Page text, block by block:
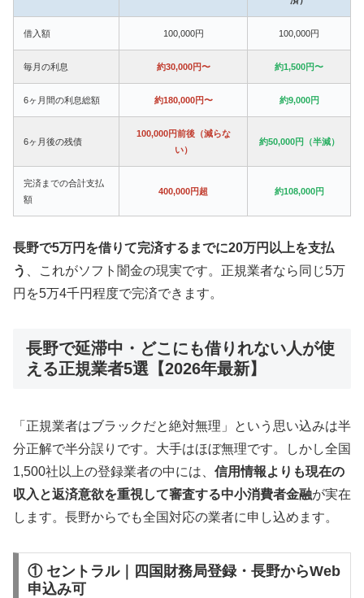
借入額 100,000円 100,000円
毎月の利息 約30,000円〜 約1,500円〜
6ヶ月間の利息総額 約180,000円〜 約9,000円
6ヶ月後の残債
100,000円前後（減らな
い）
約50,000円（半減）
完済までの合計支払
額
400,000円超 約108,000円
長野で5万円を借りて完済するまでに20万円以上を支払
う
、これがソフト闇金の現実です。正規業者なら同じ5万
円を5万4千円程度で完済できます。
長野で延滞中・どこにも借りれない人が使
える正規業者5選【2026年最新】
「正規業者はブラックだと絶対無理」という思い込みは半
分正解で半分誤りです。大手はほぼ無理です。しかし全国
1,500社以上の登録業者の中には、 信用情報よりも現在の
収入と返済意欲を重視して審査する中小消費者金融が実在
します。長野からでも全国対応の業者に申し込めます。
① セントラル｜四国財務局登録・長野からWeb
申込み可